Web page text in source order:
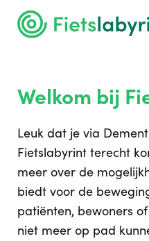
Welkom bij
Leuk dat je via
Fietslabyrint terecht
meer over de
biedt voor de
patiënten, bewoners
niet meer op pad